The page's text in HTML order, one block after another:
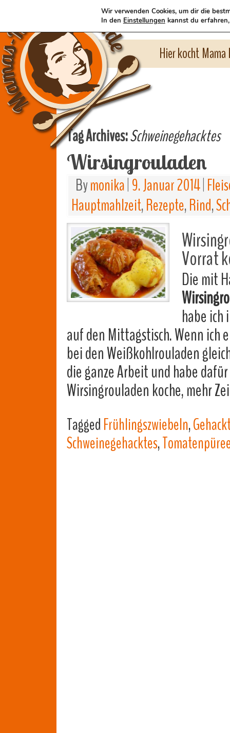
Hier kocht
Tag Archives:Schweinegehacktes
Wirsingrouladen
Bymonika 9. Januar 2014
Hauptmahlzeit,Rezepte,Rind,
Vorrat
Die mit
habe ich
auf den Mittagstisch. Wenn ich
bei den Weißkohlrouladen
die ganze Arbeit und habe
Wirsingrouladen koche, mehr
TaggedFrühlingszwiebeln,
Schweinegehacktes,
Wir verwenden Cookies, um dir die
In den Einstellungen kannst du